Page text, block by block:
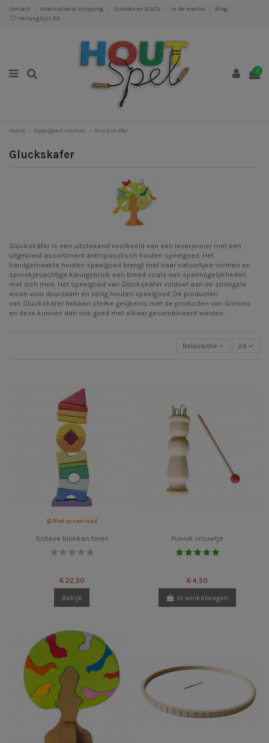
Contact International shipping Scholen en BSO's In de media
Blog
Verlanglijst (0)
0
Home Speelgoed merken Gluckskafer
Gluckskafer
Glückskäfer is een uitstekend voorbeeld van een leverancier met een
uitgebreid assortiment antroposofisch houten speelgoed. Het
handgemaakte houten speelgoed brengt met haar natuurlijke vormen en
sprookjesachtige kleurgebruik een breed scala aan spelmogelijkheden
met zich mee. Het speelgoed van Glückskäfer voldoet aan de strengste
eisen voor duurzaam en veilig houten speelgoed. De producten
van Glückskäfer hebben sterke gelijkenis met de producten van Grimms
en deze kunnen dan ook goed met elkaar gecombineerd worden.
Relevantie 24
Niet op voorraad
Scheve blokken toren
€ 22,50
Bekijk
Punnik vrouwtje
€ 4,50
In winkelwagen